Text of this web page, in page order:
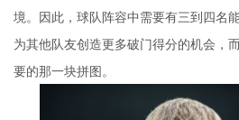
境。因此，球队阵容中需要有三到四名
为其他队友创造更多破门得分的机会，
要的那一块拼图。